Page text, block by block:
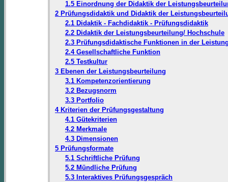
1.5 Einordnung der Didaktik der
2 Prüfungsdidaktik und Didaktik der
2.1 Didaktik - Fachdidaktik - Prüfungsdidaktik
2.2 Didaktik der Leistungsbeurteilung/ Hochschule
2.3 Prüfungsdidaktische Funktionen in der
2.4 Gesellschaftliche Funktion
2.5 Testkultur
3 Ebenen der Leistungsbeurteilung
3.1 Kompetenzorientierung
3.2 Bezugsnorm
3.3 Portfolio
4 Kriterien der Prüfungsgestaltung
4.1 Gütekriterien
4.2 Merkmale
4.3 Dimensionen
5 Prüfungsformate
5.1 Schriftliche Prüfung
5.2 Mündliche Prüfung
5.3 Interaktives Prüfungsgespräch